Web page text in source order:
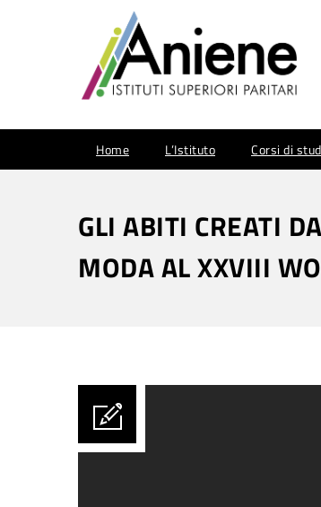
Home L’Istituto Corsi di
GLI ABITI CREATI
MODA AL XXVIII